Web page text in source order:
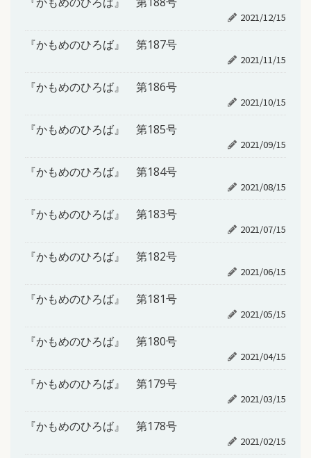
2021/12/15
『かもめのひろば』 第187号
2021/11/15
『かもめのひろば』 第186号
2021/10/15
『かもめのひろば』 第185号
2021/09/15
『かもめのひろば』 第184号
2021/08/15
『かもめのひろば』 第183号
2021/07/15
『かもめのひろば』 第182号
2021/06/15
『かもめのひろば』 第181号
2021/05/15
『かもめのひろば』 第180号
2021/04/15
『かもめのひろば』 第179号
2021/03/15
『かもめのひろば』 第178号
2021/02/15